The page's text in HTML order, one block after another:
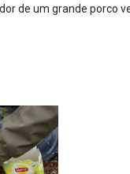
de um grande porco